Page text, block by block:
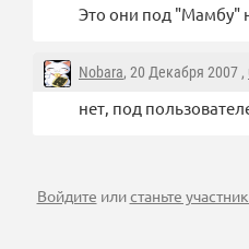
Это они под "Мамбу"
Nobara, 20 Декабря 2007 ,
нет, под
Войдите илистаньте